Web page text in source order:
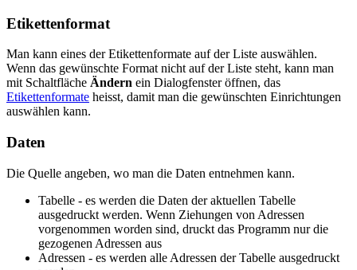
Etikettenformat
Man kann eines der Etikettenformate auf der Liste auswählen.
Wenn das gewünschte Format nicht auf der Liste steht, kann man
mit Schaltfläche Ändern ein Dialogfenster öffnen, das
Etikettenformate heisst, damit man die gewünschten Einrichtungen
auswählen kann.
Daten
Die Quelle angeben, wo man die Daten entnehmen kann.
Tabelle - es werden die Daten der aktuellen Tabelle
ausgedruckt werden. Wenn Ziehungen von Adressen
vorgenommen worden sind, druckt das Programm nur die
gezogenen Adressen aus
Adressen - es werden alle Adressen der Tabelle ausgedruckt